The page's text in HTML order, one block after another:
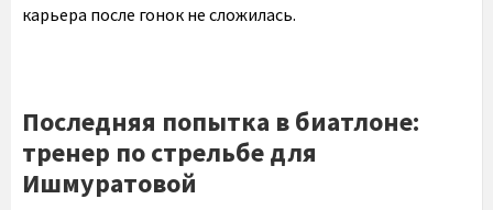
карьера после гонок не сложилась.
Последняя попытка в биатлоне:
тренер по стрельбе для
Ишмуратовой